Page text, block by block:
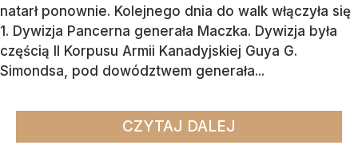
natarł ponownie. Kolejnego dnia do walk włączyła się
1. Dywizja Pancerna generała Maczka. Dywizja była
częścią II Korpusu Armii Kanadyjskiej Guya G.
Simondsa, pod dowództwem generała...
CZYTAJ DALEJ